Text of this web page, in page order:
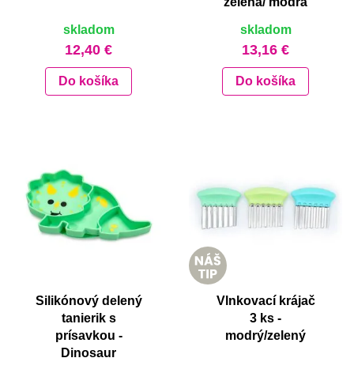
skladom
12,40 €
Do košíka
skladom
13,16 €
Do košíka
Silikónový delený
tanierik s
prísavkou -
Dinosaur
Vlnkovací krájač
3 ks -
modrý/zelený